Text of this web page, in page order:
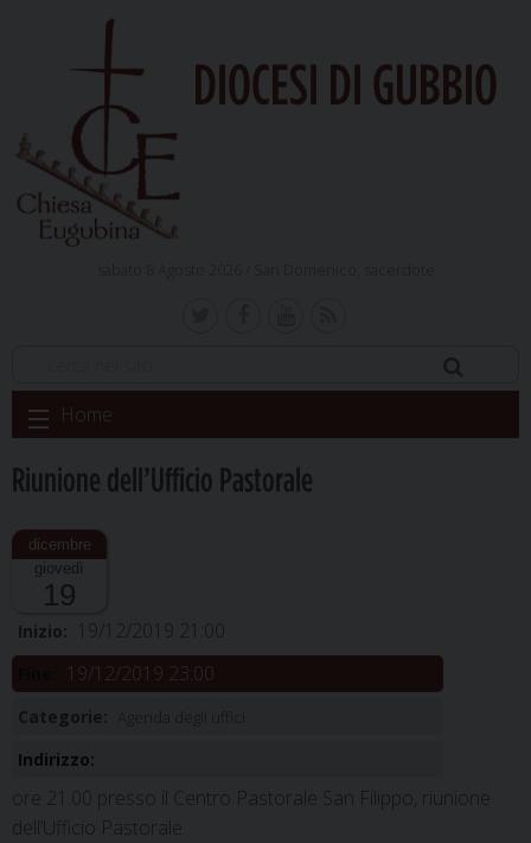
DIOCESI DI GUBBIO
Skip
to
Home
Riunione dell’Ufficio Pastorale
giovedì
19
Inizio: 19/12/2019 21:00
19/12/2019 23:00
Categorie:
Indirizzo:
ore 21.00 presso il Centro Pastorale San Filippo, riunione
dell’Ufficio Pastorale